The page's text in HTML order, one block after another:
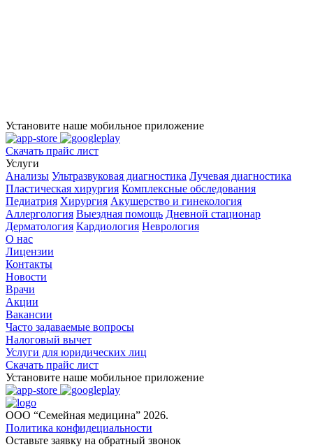
Установите наше мобильное приложение
Скачать прайс лист
Услуги
Анализы Ультразвуковая диагностика Лучевая диагностика
Пластическая хирургия Комплексные обследования
Педиатрия Хирургия Акушерство и гинекология
Аллергология Выездная помощь Дневной стационар
Дерматология Кардиология Неврология
О нас
Лицензии
Контакты
Новости
Врачи
Акции
Вакансии
Часто задаваемые вопросы
Налоговый вычет
Услуги для юридических лиц
Скачать прайс лист
Установите наше мобильное приложение
ООО “Семейная медицина” 2026.
Политика конфидециальности
Оставьте заявку на обратный звонок